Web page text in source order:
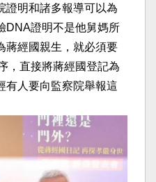
證明和諸多報導可以為
DNA證明不是他舅媽所
蔣經國親生，就必須要
，直接將蔣經國登記為
有人要向監察院舉報這